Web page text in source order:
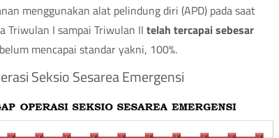
menggunakan alat pelindung diri (APD) pada saat
Triwulan I sampai Triwulan II telah tercapai sebesar
mencapai standar yakni, 100%.
Seksio Sesarea Emergensi